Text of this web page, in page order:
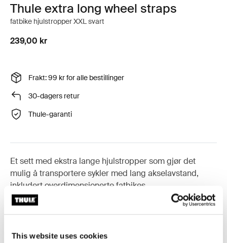
This website uses cookies
Thule extra long wheel straps
fatbike hjulstropper XXL svart
239,00 kr
Frakt: 99 kr for alle bestillinger
30-dagers retur
Thule-garanti
Et sett med ekstra lange hjulstropper som gjør det
mulig å transportere sykler med lang akselavstand,
inkludert overdimensjonerte fatbikes.